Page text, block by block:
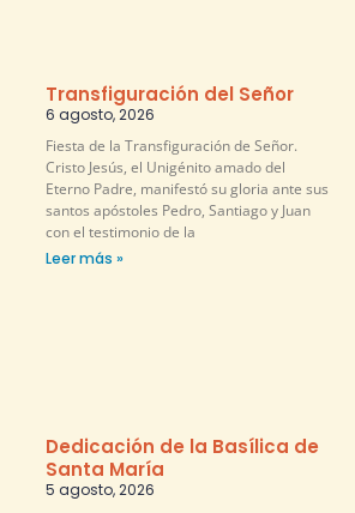
Transfiguración del Señor
6 agosto, 2026
Fiesta de la Transfiguración de Señor.
Cristo Jesús, el Unigénito amado del
Eterno Padre, manifestó su gloria ante sus
santos apóstoles Pedro, Santiago y Juan
con el testimonio de la
Leer más »
Dedicación de la Basílica de
Santa María
5 agosto, 2026